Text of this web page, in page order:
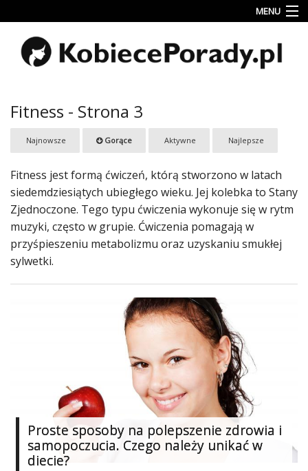
MENU
Uroda
Miłość
Rodzina
Dziecko
Przepisy
kulinarne
Kobiece
Wyznania
Zakupy
Kultura
Fitness - Strona 3
Najnowsze Gorące Aktywne Najlepsze
Fitness jest formą ćwiczeń, którą stworzono w latach
siedemdziesiątych ubiegłego wieku. Jej kolebka to Stany
Zjednoczone. Tego typu ćwiczenia wykonuje się w rytm
muzyki, często w grupie. Ćwiczenia pomagają w
przyśpieszeniu metabolizmu oraz uzyskaniu smukłej
sylwetki.
Proste sposoby na polepszenie zdrowia i
samopoczucia. Czego należy unikać w
diecie?